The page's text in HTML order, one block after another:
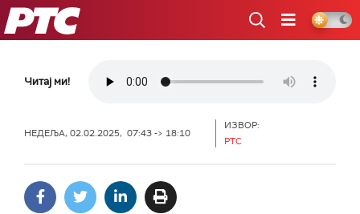
РТС
Читај ми!
НЕДЕЉА, 02.02.2025, 07:43 -> 18:10
ИЗВОР:
РТС